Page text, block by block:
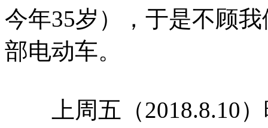
今年35岁），于是不顾
部电动车。
上周五（2018.8.10）